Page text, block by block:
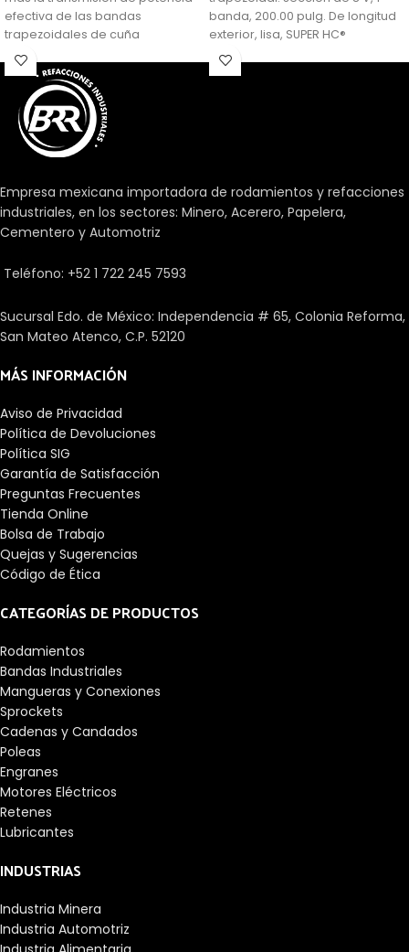
efectiva de las bandas
trapezoidales de cuña
profunda.
banda, 200.00 pulg. De longitud
exterior, lisa, SUPER HC®
Empresa mexicana importadora de rodamientos y refacciones
industriales, en los sectores: Minero, Acerero, Papelera,
Cementero y Automotriz
Teléfono: +52 1 722 245 7593
Sucursal Edo. de México: Independencia # 65, Colonia Reforma,
San Mateo Atenco, C.P. 52120
MÁS INFORMACIÓN
Aviso de Privacidad
Política de Devoluciones
Política SIG
Garantía de Satisfacción
Preguntas Frecuentes
Tienda Online
Bolsa de Trabajo
Quejas y Sugerencias
Código de Ética
CATEGORÍAS DE PRODUCTOS
Rodamientos
Bandas Industriales
Mangueras y Conexiones
Sprockets
Cadenas y Candados
Poleas
Engranes
Motores Eléctricos
Retenes
Lubricantes
INDUSTRIAS
Industria Minera
Industria Automotriz